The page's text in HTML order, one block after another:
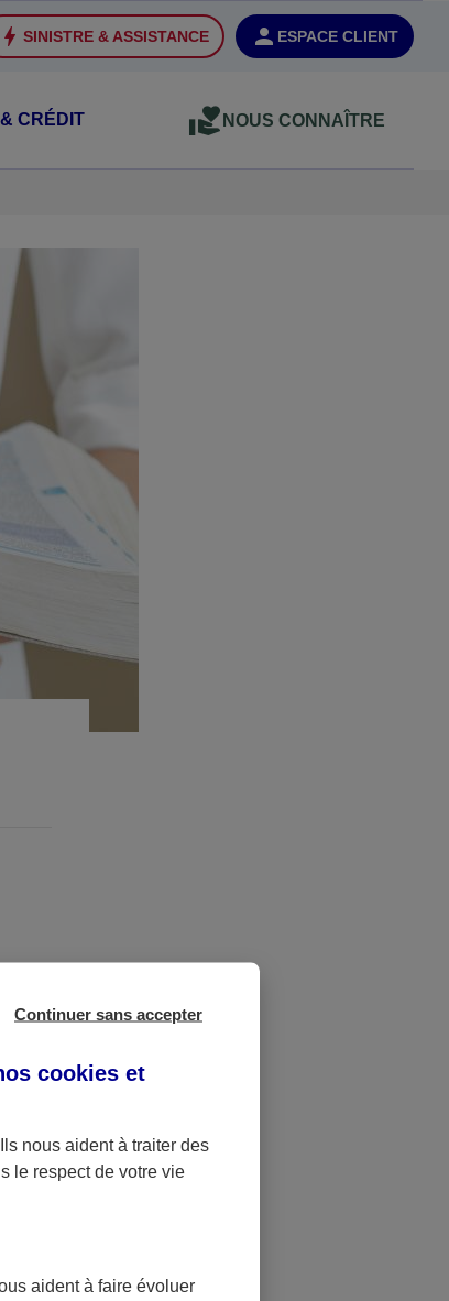
ESPACE CLIENT
SINISTRE & ASSISTANCE
CRÉDIT NOUS CONNAÎTRE
achat
Continuer sans accepter
cookies et
nous aident à traiter des
le respect de votre vie
aident à faire évoluer